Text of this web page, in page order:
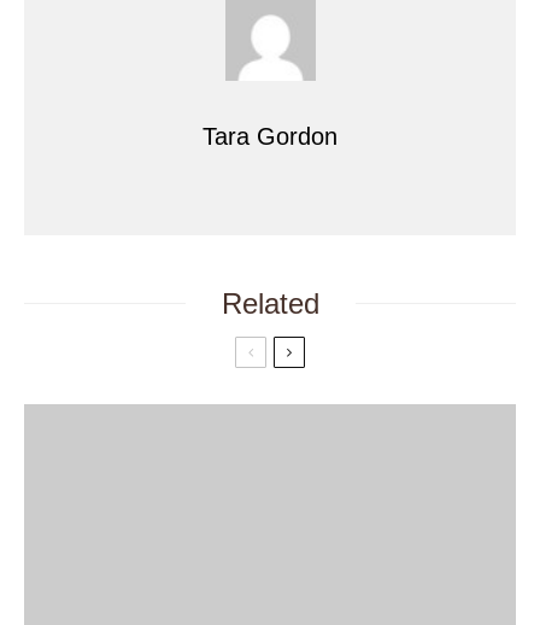
Tara Gordon
Related